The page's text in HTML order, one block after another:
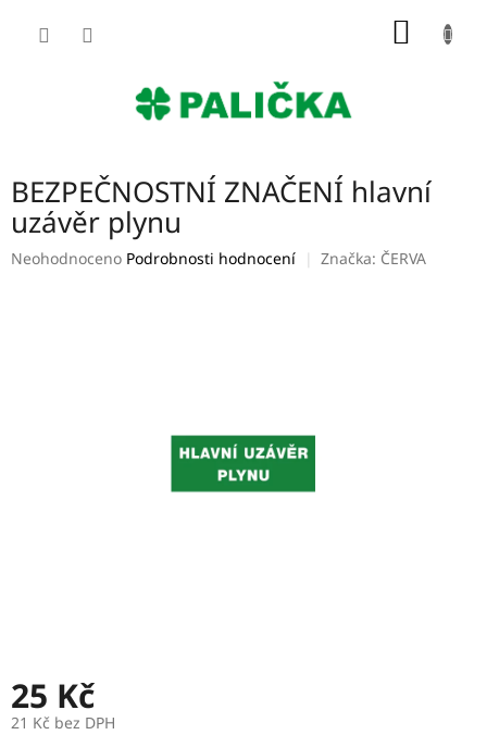
BEZPEČNOSTNÍ ZNAČENÍ hlavní
uzávěr plynu
Průměrné
Neohodnoceno Podrobnosti hodnocení Značka: ČERVA
25 Kč
21 Kč bez DPH